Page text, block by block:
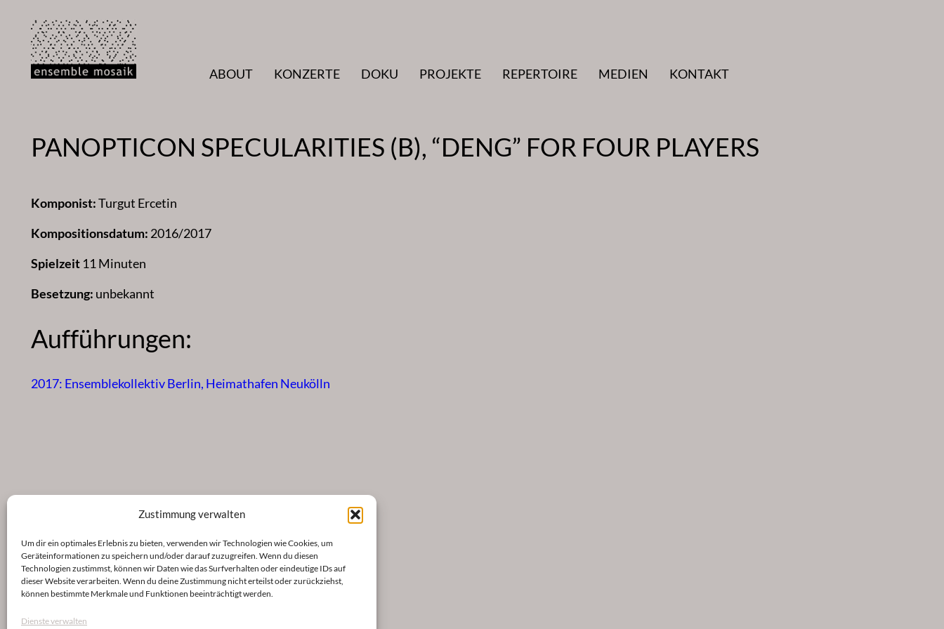
Zustimmung verwalten
Um dir ein optimales Erlebnis zu bieten, verwenden wir Technologien wie Cookies, um
Geräteinformationen zu speichern und/oder darauf zuzugreifen. Wenn du diesen
Technologien zustimmst, können wir Daten wie das Surfverhalten oder eindeutige IDs auf
dieser Website verarbeiten. Wenn du deine Zustimmung nicht erteilst oder zurückziehst,
können bestimmte Merkmale und Funktionen beeinträchtigt werden.
Dienste verwalten
Inhalt
springen
ABOUT
KONZERTE DOKU PROJEKTE REPERTOIRE MEDIEN KONTAKT
PANOPTICON SPECULARITIES (B), “DENG” FOR FOUR PLAYERS
Komponist:Turgut Ercetin
Kompositionsdatum: 2016/2017
Spielzeit 11 Minuten
Besetzung: unbekannt
Aufführungen:
2017: Ensemblekollektiv Berlin, Heimathafen Neukölln